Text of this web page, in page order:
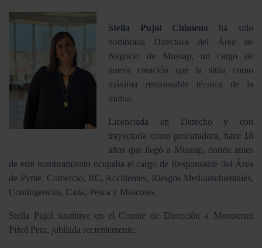
Stella Pujol Chimeno ha sido
nombrada Directora del Área de
Negocio de Mussap, un cargo de
nueva creación que la sitúa como
máxima responsable técnica de la
mutua.
Licenciada en Derecho y con
trayectoria como procuradora, hace 18
años que llegó a Mussap, donde antes
de este nombramiento ocupaba el cargo de Responsable del Área
de Pyme, Comercio, RC, Accidentes, Riesgos Medioambientales,
Contingencias, Caza, Pesca y Mascotas.
Stella Pujol sustituye en el Comité de Dirección a Montserrat
Piñol Pera, jubilada recientemente.